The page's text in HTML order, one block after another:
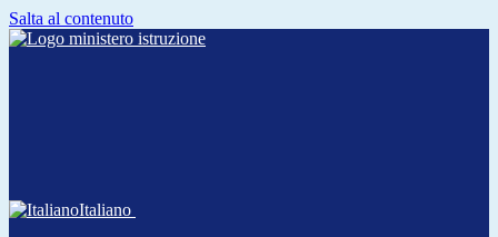
Salta al contenuto
Italiano